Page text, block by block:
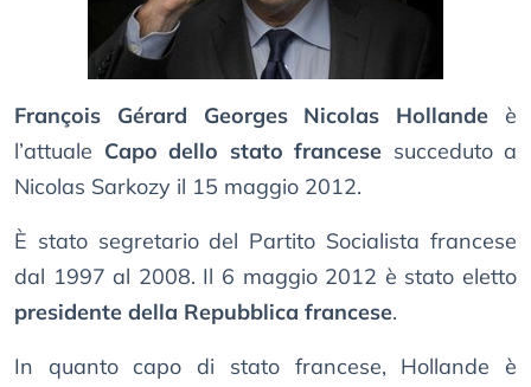
François Gérard Georges Nicolas Hollande è
l’attuale Capo dello stato francese succeduto a
Nicolas Sarkozy il 15 maggio 2012.
È stato segretario del Partito Socialista francese
dal 1997 al 2008. Il 6 maggio 2012 è stato eletto
presidente della Repubblica francese.
In quanto capo di stato francese, Hollande è